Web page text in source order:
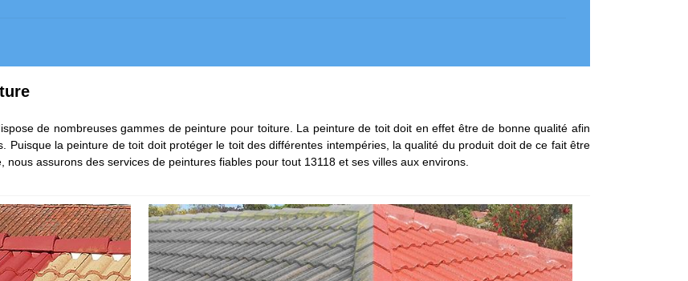
de nombreuses gammes de peinture pour toiture. La peinture de toit doit en effet être de bonne qualité afin
Puisque la peinture de toit doit protéger le toit des différentes intempéries, la qualité du produit doit de ce fait être
assurons des services de peintures fiables pour tout 13118 et ses villes aux environs.